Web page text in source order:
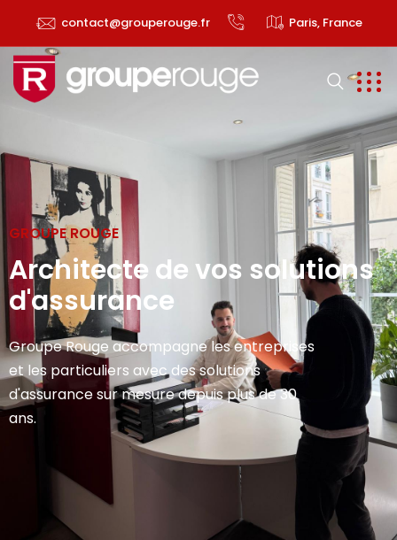
contact@grouperouge.fr Paris, France
GROUPE ROUGE
Architecte de vos solutions
d'assurance
Groupe Rouge accompagne les entreprises
et les particuliers avec des solutions
d'assurance sur mesure depuis plus de 30
ans.